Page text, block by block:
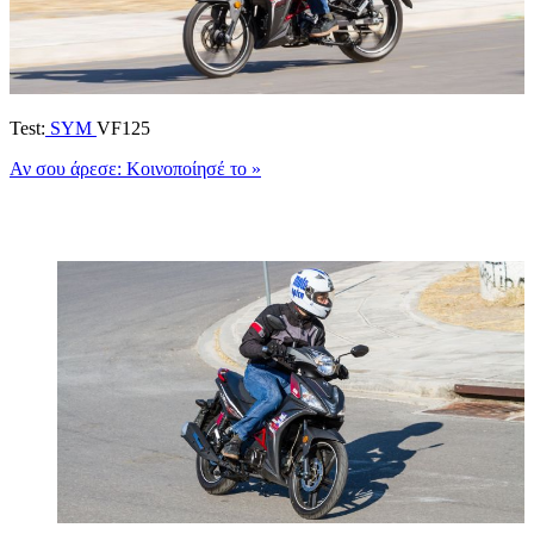
Test: SYM VF125
Αν σου άρεσε: Κοινοποίησέ το »